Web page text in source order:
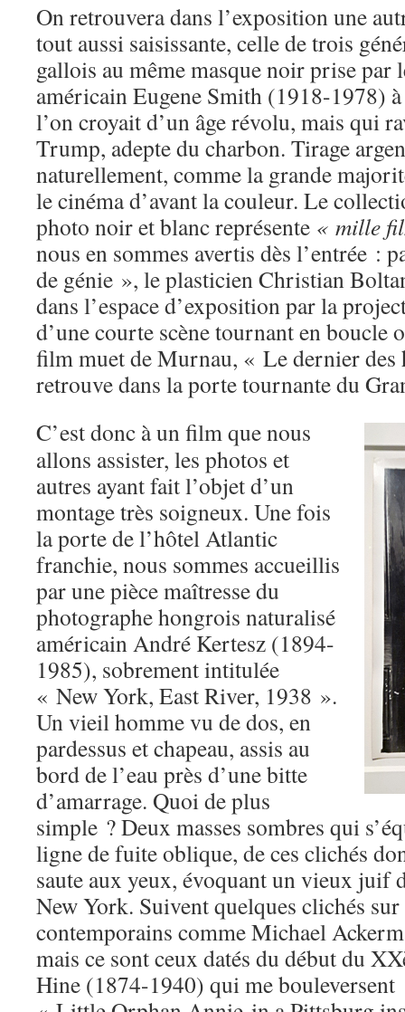
On retrouvera dans l’exposition une
tout aussi saisissante, celle de trois
gallois au même masque noir prise par
américain Eugene Smith (1918-1978)
l’on croyait d’un âge révolu, mais qui
Trump, adepte du charbon. Tirage
naturellement, comme la grande
le cinéma d’avant la couleur. Le
photo noir et blanc représente « mille
nous en sommes avertis dès l’entrée :
de génie », le plasticien Christian
dans l’espace d’exposition par la
d’une courte scène tournant en boucle
film muet de Murnau, « Le dernier des
retrouve dans la porte tournante du
C’est donc à un film que nous
allons assister, les photos et
autres ayant fait l’objet d’un
montage très soigneux. Une fois
la porte de l’hôtel Atlantic
franchie, nous sommes accueillis
par une pièce maîtresse du
photographe hongrois naturalisé
américain André Kertesz (1894-
1985), sobrement intitulée
« New York, East River, 1938 ».
Un vieil homme vu de dos, en
pardessus et chapeau, assis au
bord de l’eau près d’une bitte
d’amarrage. Quoi de plus
simple ? Deux masses sombres qui
ligne de fuite oblique, de ces clichés
saute aux yeux, évoquant un vieux juif
New York. Suivent quelques clichés
contemporains comme Michael
mais ce sont ceux datés du début du
Hine (1874-1940) qui me bouleversent